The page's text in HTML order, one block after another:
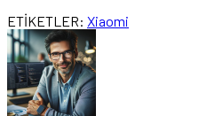
ETİKETLER: Xiaomi